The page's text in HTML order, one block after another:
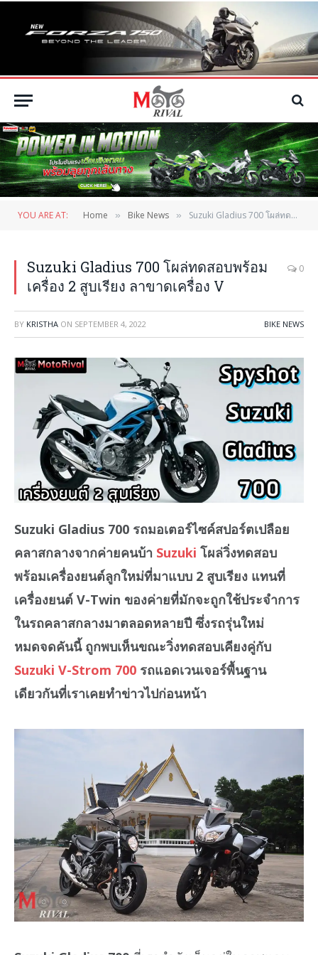
YOU ARE AT: Home » Bike News » Suzuki Gladius 700 โผล่ทดสอบพร้อมเครื่อง 2 สูบเรียง ลาขาดเครื่อง V
Suzuki Gladius 700 โผล่ทดสอบพร้อม
เครื่อง 2 สูบเรียง ลาขาดเครื่อง V
0
BY KRISTHA ON SEPTEMBER 4, 2022 BIKE NEWS
Suzuki Gladius 700 รถมอเตอร์ไซค์สปอร์ตเปลือย
คลาสกลางจากค่ายคนบ้า Suzuki โผล่วิ่งทดสอบ
พร้อมเครื่องยนต์ลูกใหม่ที่มาแบบ 2 สูบเรียง แทนที่
เครื่องยนต์ V-Twin ของค่ายที่มักจะถูกใช้ประจำการ
ในรถคลาสกลางมาตลอดหลายปี ซึ่งรถรุ่นใหม่
หมดจดคันนี้ ถูกพบเห็นขณะวิ่งทดสอบเคียงคู่กับ
Suzuki V-Strom 700 รถแอดเวนเจอร์พื้นฐาน
เดียวกันที่เราเคยทำข่าวไปก่อนหน้า